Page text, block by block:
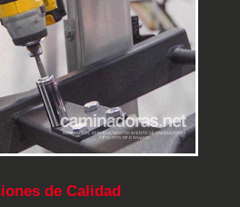
de Calidad